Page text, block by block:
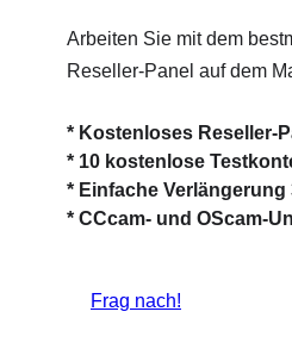
Arbeiten Sie mit dem
Reseller-Panel auf dem
* Kostenloses Reseller-
* 10 kostenlose
* Einfache Verlängerung
* CCcam- und OScam-
Frag nach!